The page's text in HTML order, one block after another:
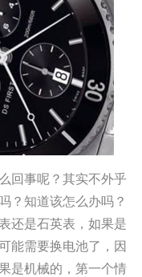
回事呢？其实不外乎
？知道该怎么办吗？
还是石英表，如果是
能需要换电池了，因
是机械的，第一个情